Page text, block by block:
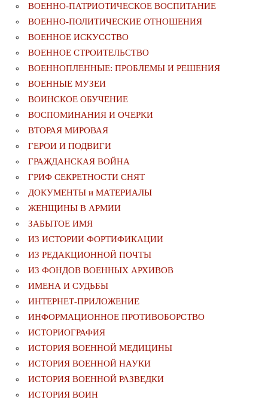
ВОЕННО-ПАТРИОТИЧЕСКОЕ ВОСПИТАНИЕ
ВОЕННО-ПОЛИТИЧЕСКИE ОТНОШЕНИЯ
ВОЕННОЕ ИСКУССТВО
ВОЕННОЕ СТРОИТЕЛЬСТВО
ВОЕННОПЛЕННЫЕ: ПРОБЛЕМЫ И РЕШЕНИЯ
ВОЕННЫЕ МУЗЕИ
ВОИНСКОЕ ОБУЧЕНИЕ
ВОСПОМИНАНИЯ И ОЧЕРКИ
ВТОРАЯ МИРОВАЯ
ГЕРОИ И ПОДВИГИ
ГРАЖДАНСКАЯ ВОЙНА
ГРИФ СЕКРЕТНОСТИ СНЯТ
ДОКУМЕНТЫ и МАТЕРИАЛЫ
ЖЕНЩИНЫ В АРМИИ
ЗАБЫТОЕ ИМЯ
ИЗ ИСТОРИИ ФОРТИФИКАЦИИ
ИЗ РЕДАКЦИОННОЙ ПОЧТЫ
ИЗ ФОНДОВ ВОЕННЫХ АРХИВОВ
ИМЕНА И СУДЬБЫ
ИНТЕРНЕТ-ПРИЛОЖЕНИЕ
ИНФОРМАЦИОННОЕ ПРОТИВОБОРСТВО
ИСТОРИОГРАФИЯ
ИСТОРИЯ ВОЕННОЙ МЕДИЦИНЫ
ИСТОРИЯ ВОЕННОЙ НАУКИ
ИСТОРИЯ ВОЕННОЙ РАЗВЕДКИ
ИСТОРИЯ ВОИН